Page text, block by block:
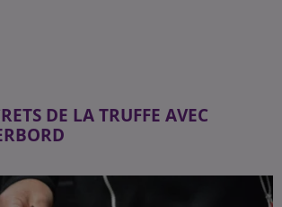
DE LA TRUFFE AVEC